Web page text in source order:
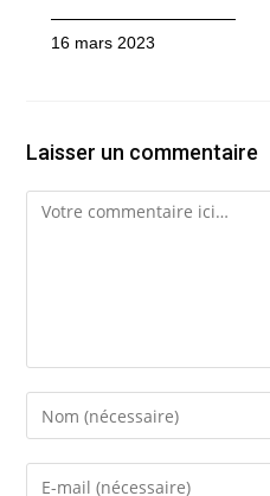
16 mars 2023
Laisser un commentaire